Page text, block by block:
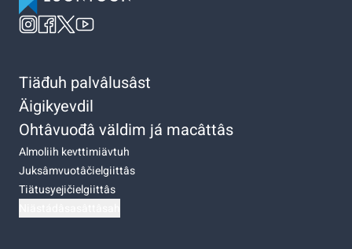
Tiäđuh palvâlusâst
Äigikyevdil
Ohtâvuođâ väldim já macâttâs
Almoliih kevttimiävtuh
Juksâmvuotâčielgiittâs
Tiätusyejičielgiittâs